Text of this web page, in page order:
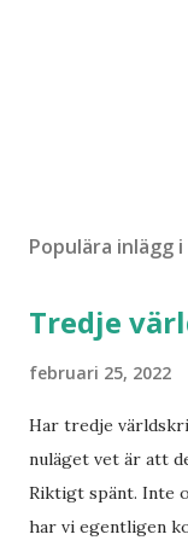
Populära inlägg
Tredje
februari 25, 2022
Har tredje
nuläget vet är att
Riktigt spänt. Inte
har vi egentligen